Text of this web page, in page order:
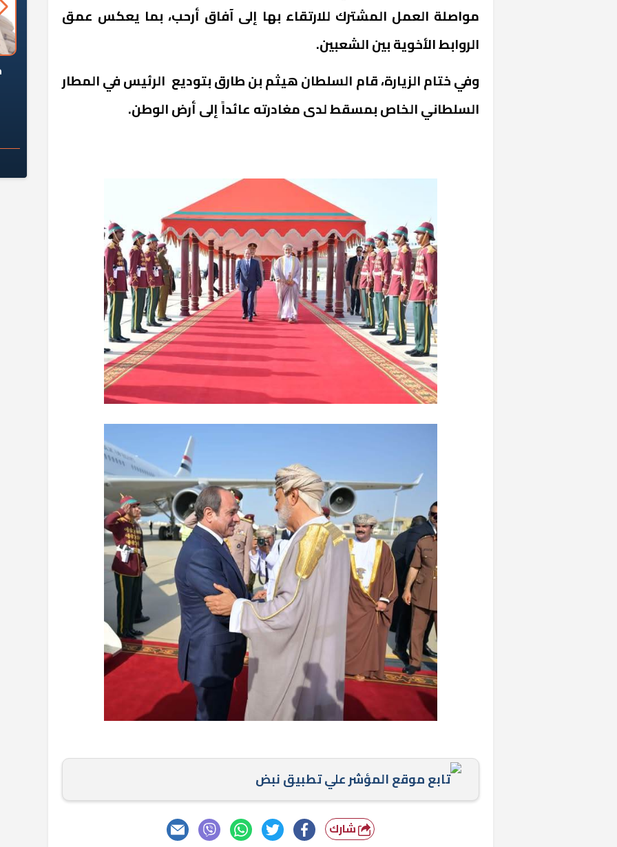
مواصلة العمل المشترك للارتقاء بها إلى آفاق أرحب، بما يعكس عمق
الروابط الأخوية بين الشعبين.
وفي ختام الزيارة، قام السلطان هيثم بن طارق بتوديع الرئيس في المطار
السلطاني الخاص بمسقط لدى مغادرته عائداً إلى أرض الوطن.
تابع موقع المؤشر علي تطبيق نبض
شارك
«المؤشر» يطرح السؤال الصعب: هل
كان اختيار خريج معهد العاشر من
رمضان وزيرًا للإسكان قرارًا صائبًا؟
لماذا تخالف الشركات العقارية
تعليمات الرئيس السيسي؟